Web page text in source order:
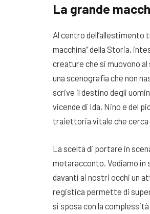
La grande
Al centro
macchina” della Storia,
creature che si muovono
una scenografia che non
scrive il destino degli
vicende di Ida, Nino e del
traiettoria vitale che cerca
La scelta di portare in
metaracconto. Vediamo in
davanti ai nostri occhi un
registica permette di
si sposa con la